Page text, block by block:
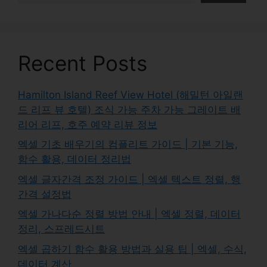
Recent Posts
Hamilton Island Reef View Hotel (해밀턴 아일랜
드 리프 뷰 호텔) 조식 가능 주차 가능 그레이트 배
리어 리프, 호주 예약 리뷰 정보
엑셀 기초 배우기의 컴플리트 가이드 | 기본 기능,
함수 활용, 데이터 정리법
엑셀 글자간격 조정 가이드 | 엑셀 텍스트 정렬, 행
간격 설정법
엑셀 가나다순 정렬 방법 안내 | 엑셀 정렬, 데이터
정리, 스프레드시트
엑셀 곱하기 함수 활용 방법과 실용 팁 | 엑셀, 수식,
데이터 계산